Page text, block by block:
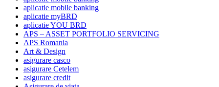
aplicatie mobile banking
aplicatie myBRD
aplicatie YOU BRD
APS – ASSET PORTFOLIO SERVICING
APS Romania
Art & Design
asigurare casco
asigurare Cetelem
asigurare credit